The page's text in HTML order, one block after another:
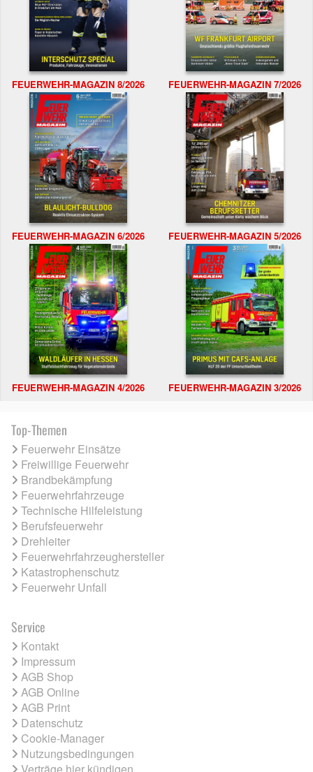
FEUERWEHR-MAGAZIN 8/2026 FEUERWEHR-MAGAZIN 7/2026
FEUERWEHR-MAGAZIN 6/2026 FEUERWEHR-MAGAZIN 5/2026
FEUERWEHR-MAGAZIN 4/2026 FEUERWEHR-MAGAZIN 3/2026
Top-Themen
Feuerwehr Einsätze
Freiwillige Feuerwehr
Brandbekämpfung
Feuerwehrfahrzeuge
Technische Hilfeleistung
Berufsfeuerwehr
Drehleiter
Feuerwehrfahrzeughersteller
Katastrophenschutz
Feuerwehr Unfall
Service
Kontakt
Impressum
AGB Shop
AGB Online
AGB Print
Datenschutz
Cookie-Manager
Nutzungsbedingungen
Verträge hier kündigen